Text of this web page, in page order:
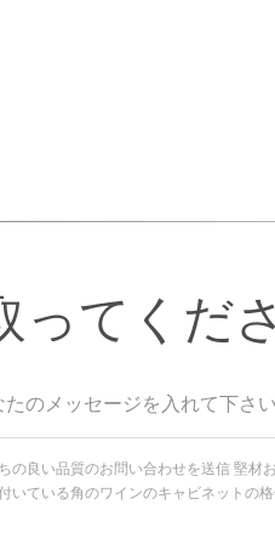
ってくだ
たのメッセージを入れて下さ